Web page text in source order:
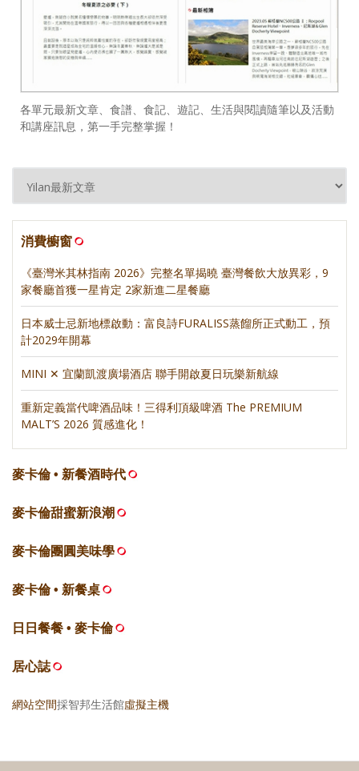
各單元最新文章、食譜、食記、遊記、生活與閱讀隨筆以及活動
和講座訊息，第一手完整掌握！
消費櫥窗
《臺灣米其林指南 2026》完整名單揭曉 臺灣餐飲大放異彩，9
家餐廳首獲一星肯定 2家新進二星餐廳
日本威士忌新地標啟動：富良詩FURALISS蒸餾所正式動工，預
計2029年開幕
MINI ✕ 宜蘭凱渡廣場酒店 聯手開啟夏日玩樂新航線
重新定義當代啤酒品味！三得利頂級啤酒 The PREMIUM
MALT’S 2026 質感進化！
麥卡倫 • 新餐酒時代
麥卡倫甜蜜新浪潮
麥卡倫團圓美味學
麥卡倫 • 新餐桌
日日餐餐 • 麥卡倫
居心誌
網站空間採智邦生活館虛擬主機